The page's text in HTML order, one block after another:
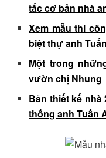
tắc cơ bản nhà
Xem mẫu thi
biệt thự anh Tuấn
Một trong
vườn chị Nhung
Bản thiết kế nhà
thống anh Tuấn